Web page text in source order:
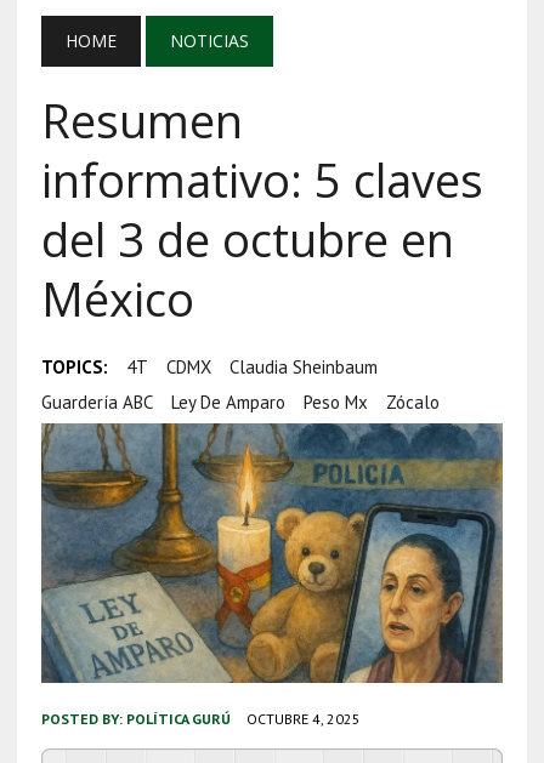
HOME NOTICIAS
Resumen
informativo: 5 claves
del 3 de octubre en
México
TOPICS: 4T CDMX
Claudia Sheinbaum
Guardería ABC
Ley De Amparo Peso Mx Zócalo
POSTED BY: POLÍTICA GURÚ OCTUBRE 4, 2025